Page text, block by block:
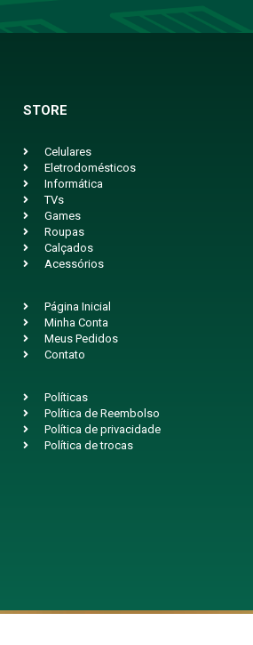
STORE
Celulares
Eletrodomésticos
Informática
TVs
Games
Roupas
Calçados
Acessórios
Página Inicial
Minha Conta
Meus Pedidos
Contato
Políticas
Política de Reembolso
Política de privacidade
Política de trocas